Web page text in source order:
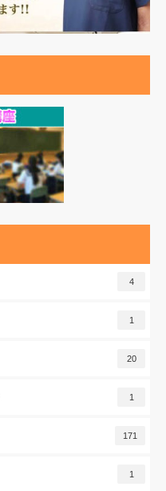
4
1
20
1
171
1